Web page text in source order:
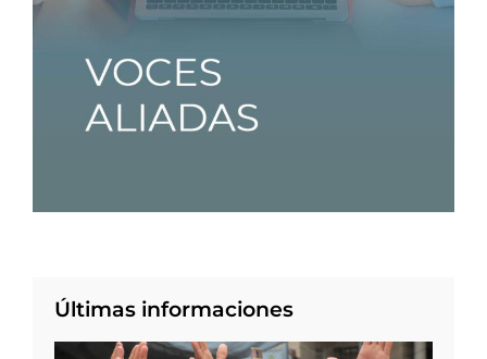
Últimas informaciones